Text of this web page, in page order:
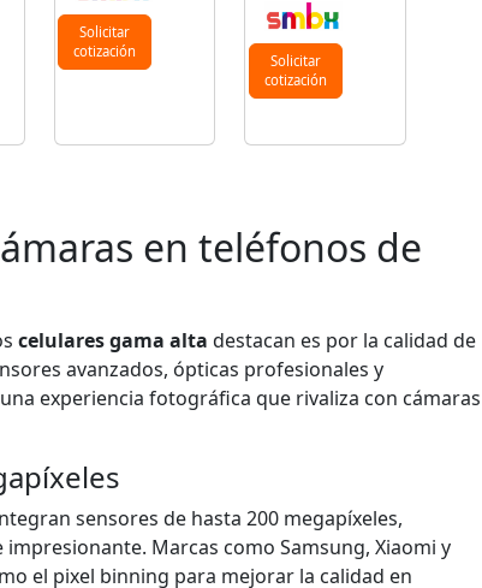
Solicitar
cotización
Solicitar
cotización
en teléfonos de
celulares gama alta destacan es por la calidad de
avanzados, ópticas profesionales y
experiencia fotográfica que rivaliza con cámaras
sensores de hasta 200 megapíxeles,
Marcas como Samsung, Xiaomi y
el pixel binning para mejorar la calidad en